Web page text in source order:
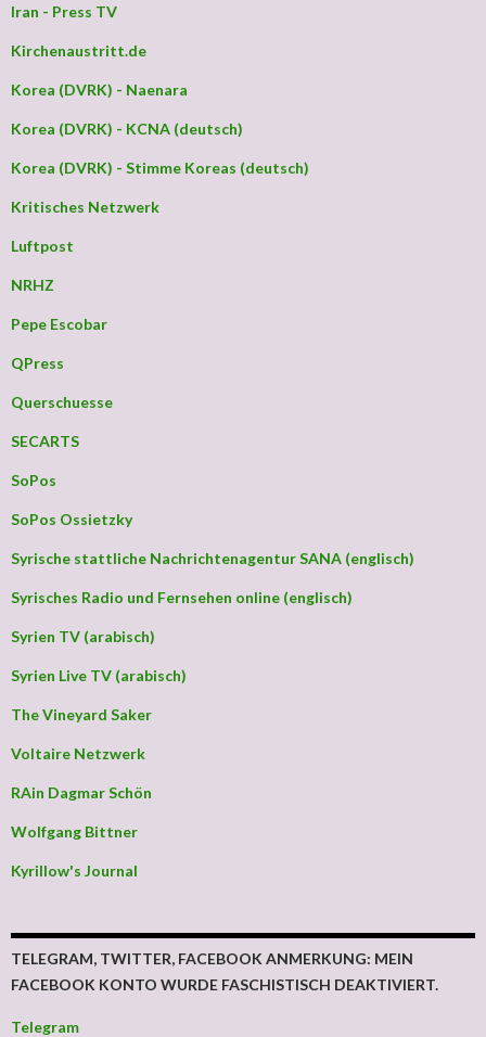
Iran - Press TV
Kirchenaustritt.de
Korea (DVRK) - Naenara
Korea (DVRK) - KCNA (deutsch)
Korea (DVRK) - Stimme Koreas (deutsch)
Kritisches Netzwerk
Luftpost
NRHZ
Pepe Escobar
QPress
Querschuesse
SECARTS
SoPos
SoPos Ossietzky
Syrische stattliche Nachrichtenagentur SANA (englisch)
Syrisches Radio und Fernsehen online (englisch)
Syrien TV (arabisch)
Syrien Live TV (arabisch)
The Vineyard Saker
Voltaire Netzwerk
RAin Dagmar Schön
Wolfgang Bittner
Kyrillow's Journal
TELEGRAM, TWITTER, FACEBOOK ANMERKUNG: MEIN
FACEBOOK KONTO WURDE FASCHISTISCH DEAKTIVIERT.
Telegram